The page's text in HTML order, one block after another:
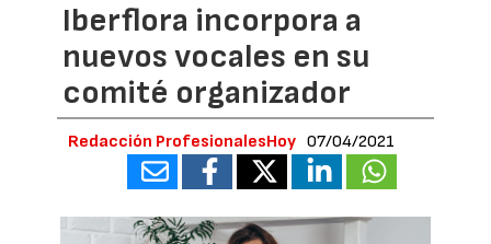
Iberflora incorpora a
nuevos vocales en su
comité organizador
Redacción ProfesionalesHoy 07/04/2021